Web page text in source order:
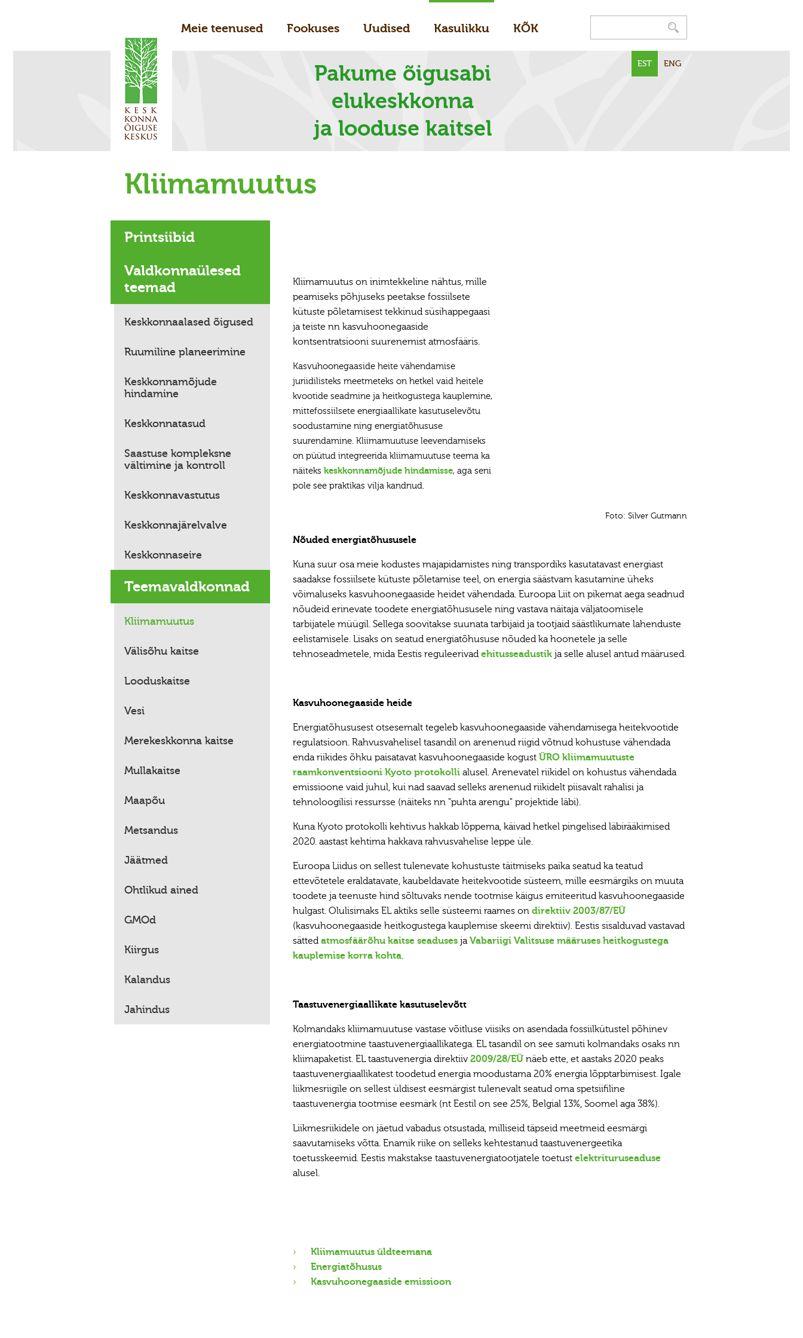
Meie teenused Fookuses Uudised Kasulikku KÕK
EST ENG
Pakume õigusabi
elukeskkonna
ja looduse kaitsel
Kliimamuutus
Printsiibid
Valdkonnaülesed
teemad
Keskkonnaalased õigused
Ruumiline planeerimine
Keskkonnamõjude
hindamine
Keskkonnatasud
Saastuse kompleksne
vältimine ja kontroll
Keskkonnavastutus
Keskkonnajärelvalve
Keskkonnaseire
Teemavaldkonnad
Kliimamuutus
Välisõhu kaitse
Looduskaitse
Vesi
Merekeskkonna kaitse
Mullakaitse
Maapõu
Metsandus
Jäätmed
Ohtlikud ained
GMOd
Kiirgus
Kalandus
Jahindus
Kliimamuutus on inimtekkeline nähtus, mille
peamiseks põhjuseks peetakse fossiilsete
kütuste põletamisest tekkinud süsihappegaasi
ja teiste nn kasvuhoonegaaside
kontsentratsiooni suurenemist atmosfääris.
Kasvuhoonegaaside heite vähendamise
juriidilisteks meetmeteks on hetkel vaid heitele
kvootide seadmine ja heitkogustega kauplemine,
mittefossiilsete energiaallikate kasutuselevõtu
soodustamine ning energiatõhususe
suurendamine. Kliimamuutuse leevendamiseks
on püütud integreerida kliimamuutuse teema ka
näiteks keskkonnamõjude hindamisse, aga seni
pole see praktikas vilja kandnud.
Foto: Silver Gutmann
Nõuded energiatõhususele
Kuna suur osa meie kodustes majapidamistes ning transpordiks kasutatavast energiast
saadakse fossiilsete kütuste põletamise teel, on energia säästvam kasutamine üheks
võimaluseks kasvuhoonegaaside heidet vähendada. Euroopa Liit on pikemat aega seadnud
nõudeid erinevate toodete energiatõhususele ning vastava näitaja väljatoomisele
tarbijatele müügil. Sellega soovitakse suunata tarbijaid ja tootjaid säästlikumate lahenduste
eelistamisele. Lisaks on seatud energiatõhususe nõuded ka hoonetele ja selle
tehnoseadmetele, mida Eestis reguleerivad ehitusseadustikja selle alusel antud määrused.
Kasvuhoonegaaside heide
Energiatõhususest otsesemalt tegeleb kasvuhoonegaaside vähendamisega heitekvootide
regulatsioon. Rahvusvahelisel tasandil on arenenud riigid võtnud kohustuse vähendada
enda riikides õhku paisatavat kasvuhoonegaaside kogust ÜRO kliimamuutuste
raamkonventsiooni Kyoto protokollialusel. Arenevatel riikidel on kohustus vähendada
emissioone vaid juhul, kui nad saavad selleks arenenud riikidelt piisavalt rahalisi ja
tehnoloogilisi ressursse (näiteks nn "puhta arengu" projektide läbi).
Kuna Kyoto protokolli kehtivus hakkab lõppema, käivad hetkel pingelised läbirääkimised
2020. aastast kehtima hakkava rahvusvahelise leppe üle.
Euroopa Liidus on sellest tulenevate kohustuste täitmiseks paika seatud ka teatud
ettevõtetele eraldatavate, kaubeldavate heitekvootide süsteem, mille eesmärgiks on muuta
toodete ja teenuste hind sõltuvaks nende tootmise käigus emiteeritud kasvuhoonegaaside
hulgast. Olulisimaks EL aktiks selle süsteemi raames on direktiiv 2003/87/EÜ
(kasvuhoonegaaside heitkogustega kauplemise skeemi direktiiv). Eestis sisalduvad vastavad
sätted atmosfäärõhu kaitse seadusesjaVabariigi Valitsuse määruses heitkogustega
kauplemise korra kohta.
Taastuvenergiaallikate kasutuselevõtt
Kolmandaks kliimamuutuse vastase võitluse viisiks on asendada fossiilkütustel põhinev
energiatootmine taastuvenergiaallikatega. EL tasandil on see samuti kolmandaks osaks nn
kliimapaketist. EL taastuvenergia direktiiv 2009/28/EÜnäeb ette, et aastaks 2020 peaks
taastuvenergiaallikatest toodetud energia moodustama 20% energia lõpptarbimisest. Igale
liikmesriigile on sellest üldisest eesmärgist tulenevalt seatud oma spetsiifiline
taastuvenergia tootmise eesmärk (nt Eestil on see 25%, Belgial 13%, Soomel aga 38%).
Liikmesriikidele on jäetud vabadus otsustada, milliseid täpseid meetmeid eesmärgi
saavutamiseks võtta. Enamik riike on selleks kehtestanud taastuvenergeetika
toetusskeemid. Eestis makstakse taastuvenergiatootjatele toetust elektrituruseaduse
alusel.
Kliimamuutus üldteemana
Energiatõhusus
Kasvuhoonegaaside emissioon